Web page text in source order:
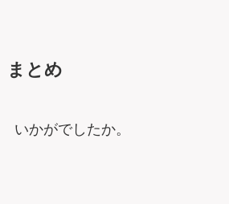
まとめ
いかがでしたか。